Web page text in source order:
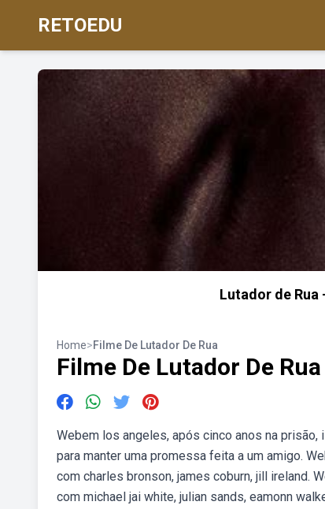
RETOEDU
Lutador de
Home>Filme De Lutador De Rua
Filme De Lutador De Rua
Webem los angeles, após cinco anos na
para manter uma promessa feita a um amigo.
com charles bronson, james coburn, jill ireland.
com michael jai white, julian sands, eamonn